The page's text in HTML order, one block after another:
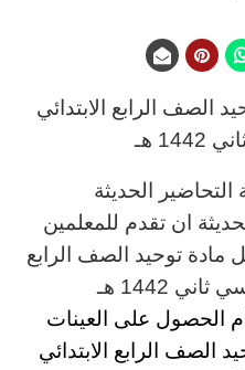
الصف الرابع الابتدائي
هـ
الحديثة
ان تقدم للمعلمين
مادة توحيد الصف الرابع
1442 هـ
الحصول على العينات
الصف الرابع الابتدائي